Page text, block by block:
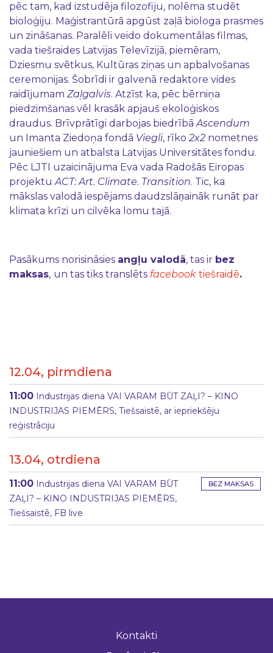
pēc tam, kad izstudēja filozofiju, nolēma studēt
bioloģiju. Maģistrantūrā apgūst zaļā biologa prasmes
un zināšanas. Paralēli veido dokumentālas filmas,
vada tiešraides Latvijas Televīzijā, piemēram,
Dziesmu svētkus, Kultūras ziņas un apbalvošanas
ceremonijas. Šobrīdi ir galvenā redaktore vides
raidījumam Zaļgalvis. Atzīst ka, pēc bērniņa
piedzimšanas vēl krasāk apjauš ekoloģiskos
draudus. Brīvprātīgi darbojas biedrībāAscendum
un Imanta Ziedoņa fondā Viegli, rīko2x2 nometnes
jauniešiem un atbalsta Latvijas Universitātes fondu.
Pēc LJTI uzaicinājuma Eva vada Radošās Eiropas
projektuACT: Art. Climate. Transition. Tic, ka
mākslas valodā iespējams daudzslāņaināk runāt par
klimata krīzi un cilvēka lomu tajā.
Pasākums norisināsies angļu valodā, tas ir bez
maksas, un tas tiks translēts facebook tiešraidē.
12.04, pirmdiena
11:00 Industrijas diena VAI VARAM BŪT ZAĻI? – KINO
INDUSTRIJAS PIEMĒRS, Tiešsaistē, ar iepriekšēju
reģistrāciju
13.04, otrdiena
BEZ MAKSAS
11:00 Industrijas diena VAI VARAM BŪT
ZAĻI? – KINO INDUSTRIJAS PIEMĒRS,
Tiešsaistē, FB live
Kontakti